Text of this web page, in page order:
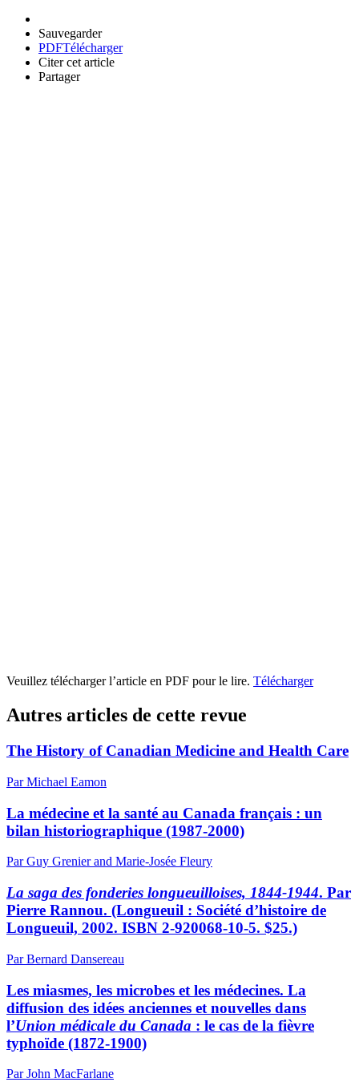
Sauvegarder
PDFTélécharger
Citer cet article
Partager
Veuillez télécharger l’article en PDF pour le lire. Télécharger
Autres articles de cette revue
The History of Canadian Medicine and Health Care
Par Michael Eamon
La médecine et la santé au Canada français : un
bilan historiographique (1987-2000)
Par Guy Grenier and Marie-Josée Fleury
La saga des fonderies longueuilloises, 1844-1944. Par
Pierre Rannou. (Longueuil : Société d’histoire de
Longueuil, 2002. ISBN 2-920068-10-5. $25.)
Par Bernard Dansereau
Les miasmes, les microbes et les médecines. La
diffusion des idées anciennes et nouvelles dans
l’Union médicale du Canada : le cas de la fièvre
typhoïde (1872-1900)
Par John MacFarlane